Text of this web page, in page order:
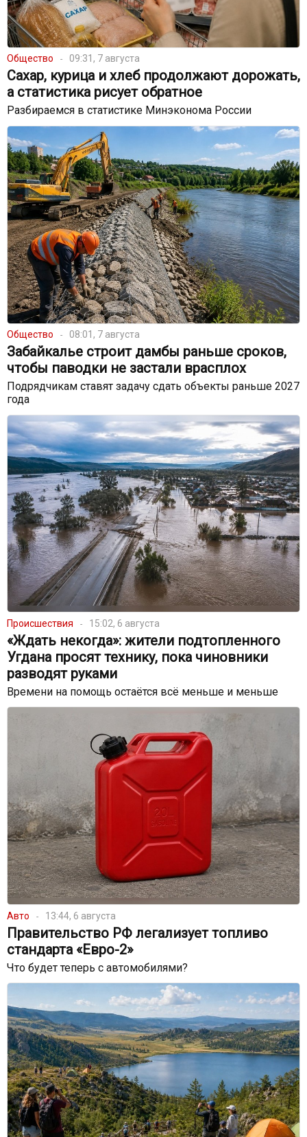
Общество 09:31, 7 августа
Сахар, курица и хлеб продолжают дорожать,
а статистика рисует обратное
Разбираемся в статистике Минэконома России
Общество 08:01, 7 августа
Забайкалье строит дамбы раньше сроков,
чтобы паводки не застали врасплох
Подрядчикам ставят задачу сдать объекты раньше 2027
года
Происшествия 15:02, 6 августа
«Ждать некогда»: жители подтопленного
Угдана просят технику, пока чиновники
разводят руками
Времени на помощь остаётся всё меньше и меньше
Авто 13:44, 6 августа
Правительство РФ легализует топливо
стандарта «Евро-2»
Что будет теперь с автомобилями?